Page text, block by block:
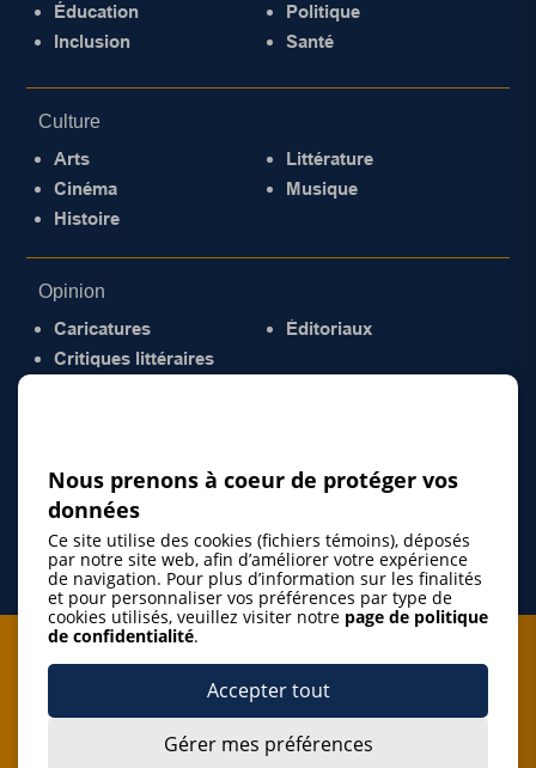
Éducation
Inclusion
Politique
Santé
Culture
Arts
Cinéma
Histoire
Littérature
Musique
Opinion
Caricatures
Critiques littéraires
Éditoriaux
Je m'abonne à l'infolettre
J’accepte de m’abonner à l’infolettre de La Gazette de la
Nous prenons à coeur de protéger vos
données
Ce site utilise des cookies (fichiers témoins), déposés
par notre site web, afin d’améliorer votre expérience
de navigation. Pour plus d’information sur les finalités
et pour personnaliser vos préférences par type de
cookies utilisés, veuillez visiter notre page de politique
de confidentialité.
Accepter tout
Gérer mes préférences